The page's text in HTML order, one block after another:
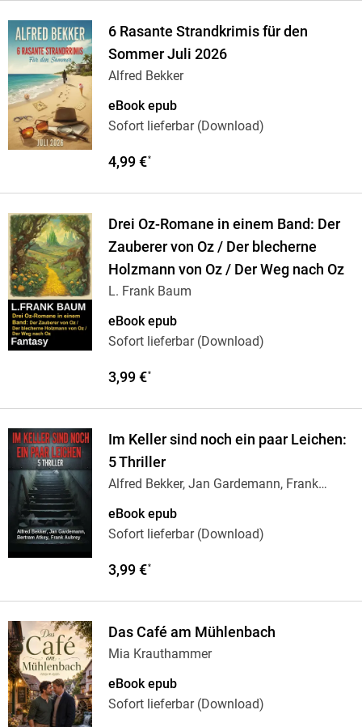
6 Rasante Strandkrimis für den
Sommer Juli 2026
Alfred Bekker
eBook epub
Sofort lieferbar (Download)
4,99 €*
Drei Oz-Romane in einem Band: Der
Zauberer von Oz / Der blecherne
Holzmann von Oz / Der Weg nach Oz
L. Frank Baum
eBook epub
Sofort lieferbar (Download)
3,99 €*
Im Keller sind noch ein paar Leichen:
5 Thriller
Alfred Bekker, Jan Gardemann, Frank
eBook epub
Sofort lieferbar (Download)
3,99 €*
Das Café am Mühlenbach
Mia Krauthammer
eBook epub
Sofort lieferbar (Download)